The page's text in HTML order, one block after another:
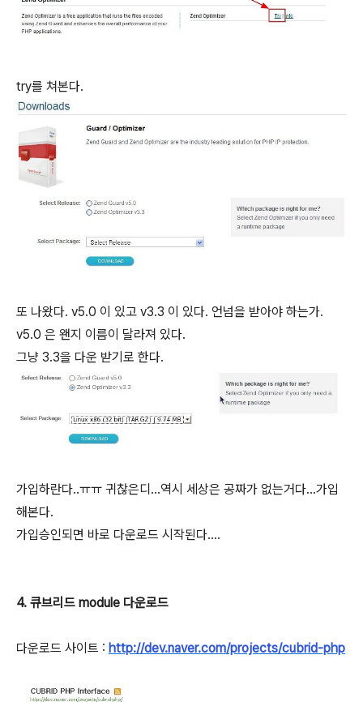
try를 쳐본다.
또 나왔다. v5.0 이 있고 v3.3 이 있다. 언넘을 받아야 하는가.
v5.0 은 왠지 이름이 달라져 있다.
그냥 3.3을 다운 받기로 한다.
가입하란다..ㅠㅠ 귀찮은디...역시 세상은 공짜가 없는거다...가입
해본다.
가입승인되면 바로 다운로드 시작된다....
4. 큐브리드 module 다운로드
다운로드 사이트 : http://dev.naver.com/projects/cubrid-php